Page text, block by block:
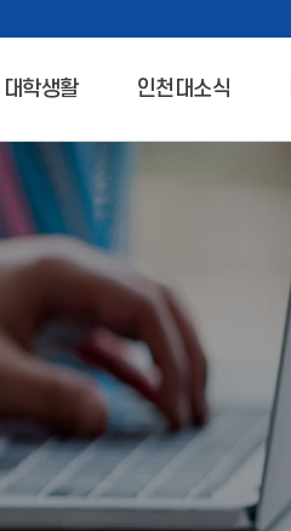
대학생활 인천대소식